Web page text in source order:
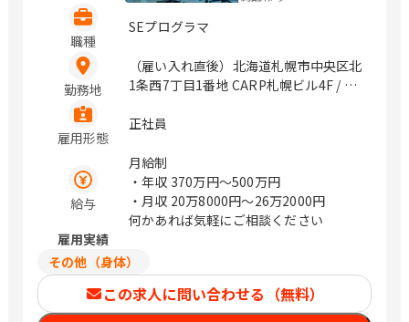
職種
SEプログラマ
勤務地
（雇い入れ直後）北海道札幌市中央区北
1条西7丁目1番地 CARP札幌ビル4F / 大
雇用形態
正社員
給与
月給制
・年収 370万円〜500万円
・月収 20万8000円〜26万2000円
何かあれば気軽にご相談ください
雇用実績
その他（身体）
この求人に問い合わせる（無料）